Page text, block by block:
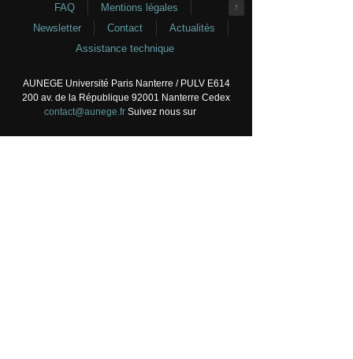
↑
FAQ
Mentions légales
Newsletter
Contact
Actualités
Assistance technique
AUNEGE Université Paris Nanterre / PULV E614
200 av. de la République 92001 Nanterre Cedex
contact@aunege.frSuivez nous sur